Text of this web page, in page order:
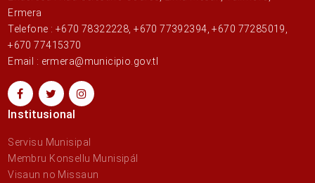
Ermera
Telefone : +670 78322228, +670 77392394, +670 77285019,
+670 77415370
Email : ermera@municipio.gov.tl
Institusional
Servisu Munisipal
Membru Konsellu Munisipál
Visaun no Missaun